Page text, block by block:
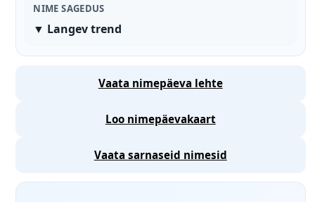
NIME SAGEDUS
▼ Langev trend
Vaata nimepäeva lehte
Loo nimepäevakaart
Vaata sarnaseid nimesid